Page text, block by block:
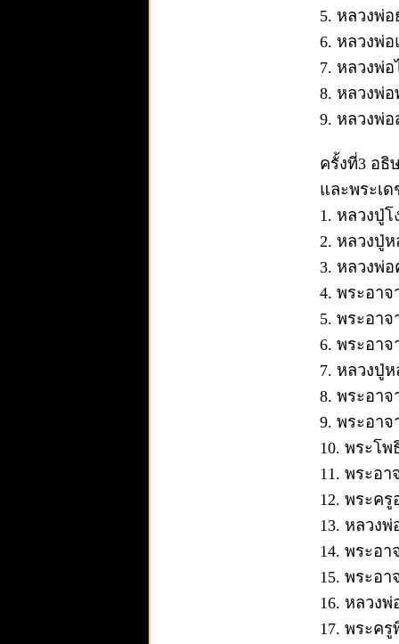
5. หลวงพ่
6. หลวงพ่
7. หลวงพ่
8. หลวงพ่
9. หลวงพ่
ครั้งที่3 อธิ
และพระเ
1. หลวงปู่
2. หลวงปู่
3. หลวงพ่
4. พระอา
5. พระอา
6. พระอา
7. หลวงปู่
8. พระอา
9. พระอา
10. พระโ
11. พระอ
12. พระค
13. หลวง
14. พระอา
15. พระอ
16. หลวง
17. พระค